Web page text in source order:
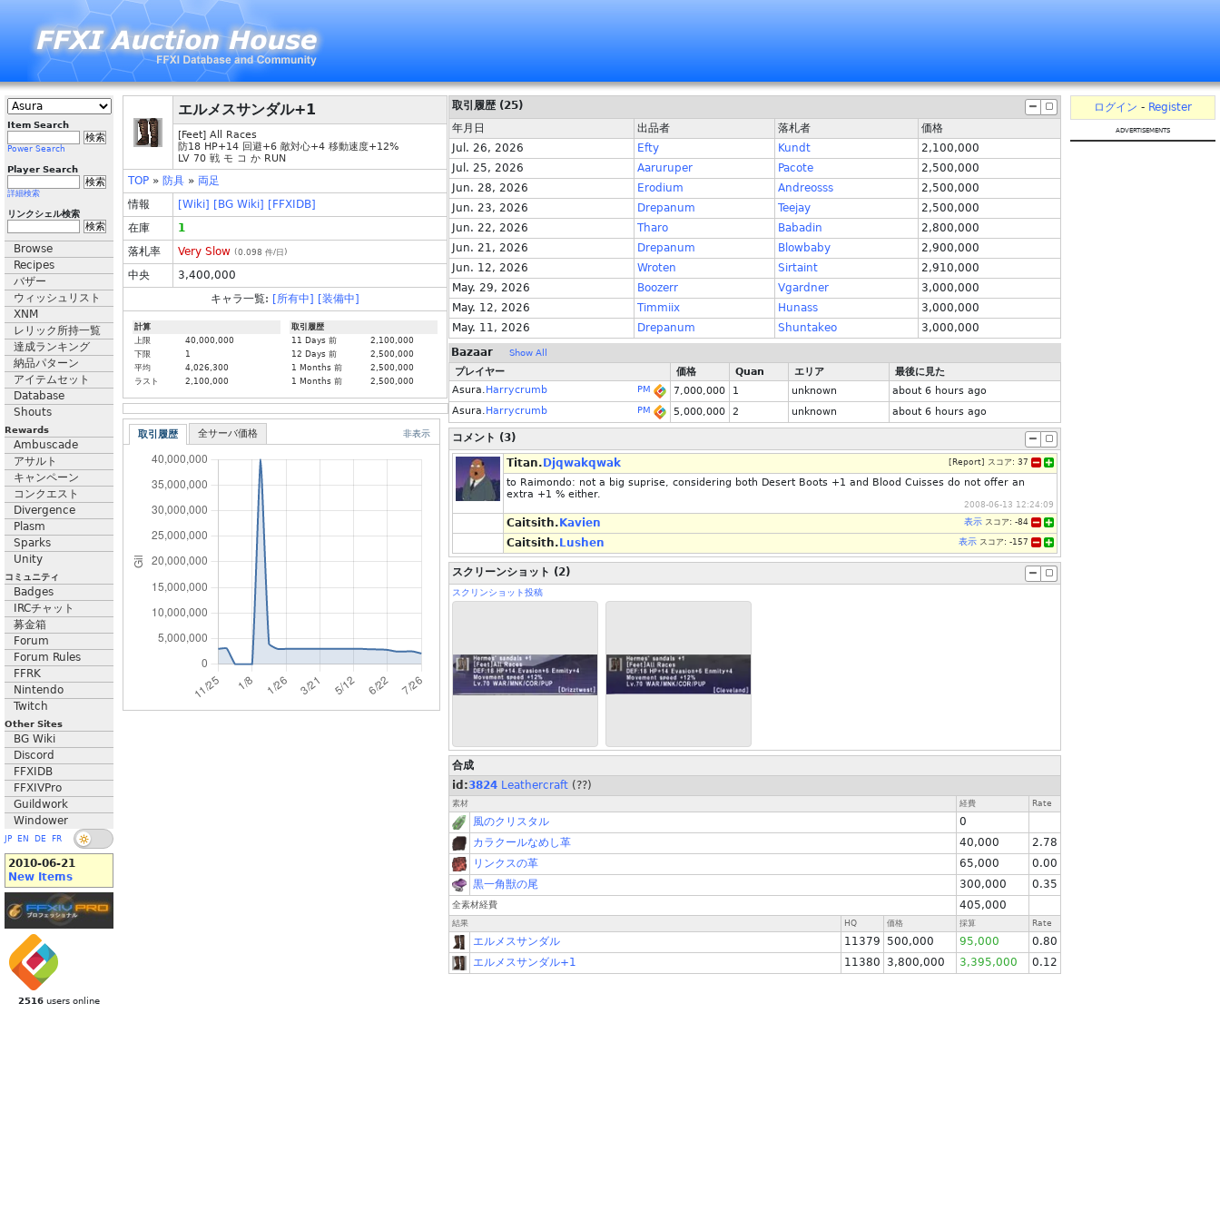
Item Search
Power Search
Player Search
詳細検索
リンクシェル検索
Browse
Recipes
バザー
ウィッシュリスト
XNM
レリック所持一覧
達成ランキング
納品パターン
アイテムセット
Database
Shouts
Rewards
Ambuscade
アサルト
キャンペーン
コンクエスト
Divergence
Plasm
Sparks
Unity
コミュニティ
Badges
IRCチャット
募金箱
Forum
Forum Rules
FFRK
Nintendo
Twitch
Other Sites
BG Wiki
Discord
FFXIDB
FFXIVPro
Guildwork
Windower
JP EN DE FR
2010-06-21
New Items
2516 users online
エルメスサンダル+1
[Feet] All Races
防18 HP+14 回避+6 敵対心+4 移動速度+12%
LV 70 戦 モ コ か RUN
TOP » 防具 » 両足
情報
[Wiki] [BG Wiki] [FFXIDB]
在庫
1
落札率
Very Slow (0.098 件/日)
中央
3,400,000
キャラ一覧: [所有中] [装備中]
計算
上限
40,000,000
下限
1
平均
4,026,300
ラスト
2,100,000
取引履歴
11 Days 前
2,100,000
12 Days 前
2,500,000
1 Months 前
2,500,000
1 Months 前
2,500,000
取引履歴 全サーバ価格 非表示
取引履歴 (25)
年月日
出品者 落札者
価格
Jul. 26, 2026
Efty Kundt
2,100,000
Jul. 25, 2026
Aaruruper Pacote
2,500,000
Jun. 28, 2026
Erodium Andreosss
2,500,000
Jun. 23, 2026
Drepanum Teejay
2,500,000
Jun. 22, 2026
Tharo Babadin
2,800,000
Jun. 21, 2026
Drepanum Blowbaby
2,900,000
Jun. 12, 2026
Wroten Sirtaint
2,910,000
May. 29, 2026
Boozerr Vgardner
3,000,000
May. 12, 2026
Timmiix Hunass
3,000,000
May. 11, 2026
Drepanum Shuntakeo
3,000,000
Bazaar
Show All
プレイヤー 価格 Quan エリア
最後に見た
Asura.Harrycrumb PM 7,000,000 1 unknown
about 6 hours ago
Asura.Harrycrumb PM 5,000,000 2 unknown about 6 hours ago
コメント (3)
Titan. Djqwakqwak [ Report] スコア: 37
to Raimondo: not a big suprise, considering both Desert Boots +1 and Blood Cuisses do not offer an
extra +1 % either.
2008-06-13 12:24:09
Caitsith. Kavien 表示 スコア: -84
Caitsith. Lushen 表示 スコア: -157
スクリーンショット (2)
スクリンショット投稿
合成
id:3824 Leathercraft (??)
素材 経費 Rate
風のクリスタル
0
カラクールなめし革
40,000
2.78
リンクスの革
65,000
0.00
黒一角獣の尾
300,000 0.35
全素材経費 405,000
結果 HQ 価格 採算 Rate
エルメスサンダル 11379 500,000 95,000
0.80
エルメスサンダル+1
11380 3,800,000 3,395,000 0.12
ログイン - Register
advertisements